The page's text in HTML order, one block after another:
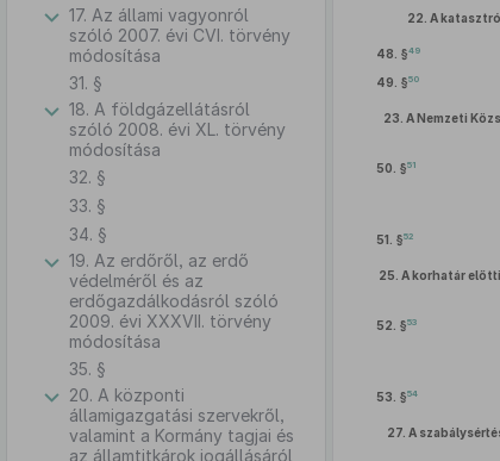
17. Az állami vagyonról
szóló 2007. évi CVI. törvény
módosítása
31. §
18. A földgázellátásról
szóló 2008. évi XL. törvény
módosítása
32. §
33. §
34. §
19. Az erdőről, az erdő
védelméről és az
erdőgazdálkodásról szóló
2009. évi XXXVII. törvény
módosítása
35. §
20. A központi
államigazgatási szervekről,
valamint a Kormány tagjai és
az államtitkárok jogállásáról
22. A
48. §49
49. §50
23. A Nemzeti
50. §51
51. §52
25. A korhatár
52. §53
53. §54
27. A